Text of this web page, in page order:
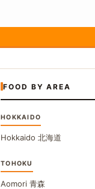
FOOD BY AREA
HOKKAIDO
Hokkaido 北海道
TOHOKU
Aomori 青森